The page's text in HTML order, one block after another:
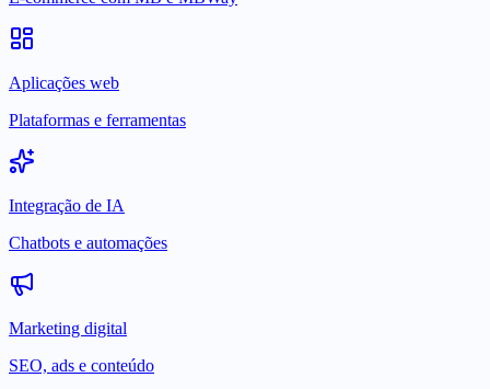
Aplicações web
Plataformas e ferramentas
Integração de IA
Chatbots e automações
Marketing digital
SEO, ads e conteúdo